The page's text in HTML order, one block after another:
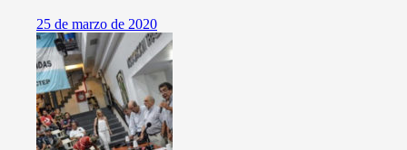
25 de marzo de 2020